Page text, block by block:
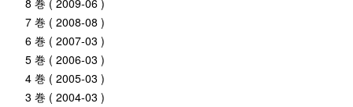
8 巻 ( 2009-06 )
7 巻 ( 2008-08 )
6 巻 ( 2007-03 )
5 巻 ( 2006-03 )
4 巻 ( 2005-03 )
3 巻 ( 2004-03 )